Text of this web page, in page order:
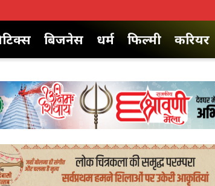
बिजनेस धर्म फिल्मी करियर